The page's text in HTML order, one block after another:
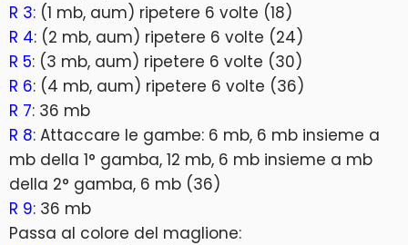
R 3: (1 mb, aum) ripetere 6 volte (18)
R 4: (2 mb, aum) ripetere 6 volte (24)
R 5: (3 mb, aum) ripetere 6 volte (30)
R 6: (4 mb, aum) ripetere 6 volte (36)
R 7: 36 mb
R 8: Attaccare le gambe: 6 mb, 6 mb insieme a
mb della 1° gamba, 12 mb, 6 mb insieme a mb
della 2° gamba, 6 mb (36)
R 9: 36 mb
Passa al colore del maglione: